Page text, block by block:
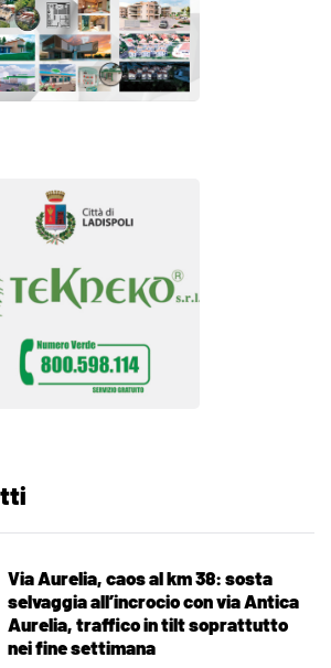
Via Aurelia, caos al km 38: sosta
selvaggia all’incrocio con via Antica
Aurelia, traffico in tilt soprattutto
nei fine settimana